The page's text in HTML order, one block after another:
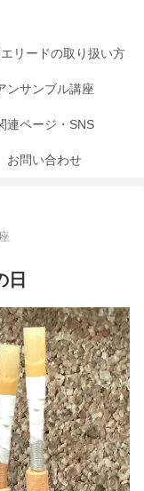
リードの取り扱い方
ンサンブル講座
連ページ・SNS
お問い合わせ
日